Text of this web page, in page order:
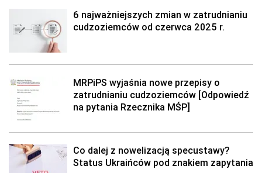
6 najważniejszych zmian w zatrudnianiu
cudzoziemców od czerwca 2025 r.
MRPiPS wyjaśnia nowe przepisy o
zatrudnianiu cudzoziemców [Odpowiedź
na pytania Rzecznika MŚP]
Co dalej z nowelizacją specustawy?
Status Ukraińców pod znakiem zapytania